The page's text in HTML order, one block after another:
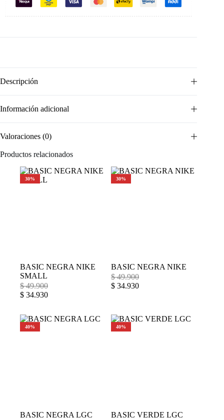
Descripción
Información adicional
Valoraciones (0)
Productos relacionados
30%
BASIC NEGRA NIKE
SMALL
$49.900
$ 34.930
30%
BASIC NEGRA NIKE
$49.900
$ 34.930
40%
BASIC NEGRA LGC
40%
BASIC VERDE LGC